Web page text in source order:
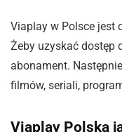
Viaplay w Polsce jest
Żeby uzyskać dostęp
abonament.
filmów, seriali,
Viaplay Polska